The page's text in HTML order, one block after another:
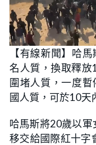
U
n
m
u
t
e
【有線新聞】哈
名人質，換取釋放
圍堵人質，一度
國人質，可於10天
哈馬斯將20歲以軍
移交給國際紅十字